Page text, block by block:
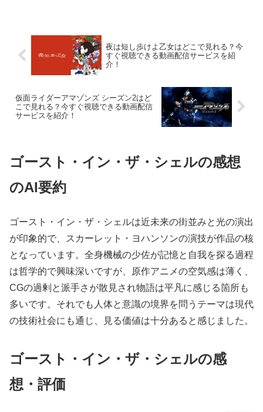
夜は短し歩けよ乙女はどこで見れる？今
すぐ視聴できる動画配信サービスを紹
介！
仮面ライダーアマゾンズ シーズン2はど
こで見れる？今すぐ視聴できる動画配信
サービスを紹介！
ゴースト・イン・ザ・シェルの感想
のAI要約
ゴースト・イン・ザ・シェルは近未来の街並みと光の演出
が印象的で、スカーレット・ヨハンソンの演技が作品の核
となっています。全身機械の少佐が記憶と自我を探る過程
は哲学的で興味深いですが、原作アニメの空気感は薄く、
CGの過剰と派手さが散見され物語は平凡に感じる箇所も
多いです。それでも人体と意識の境界を問うテーマは現代
の技術社会にも通じ、見る価値は十分あると感じました。
ゴースト・イン・ザ・シェルの感
想・評価